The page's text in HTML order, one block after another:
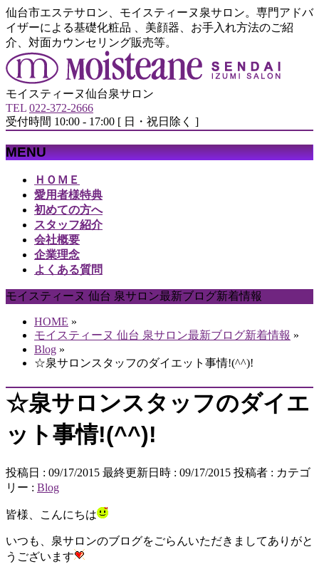
仙台市エステサロン、モイスティーヌ泉サロン。専門アドバ
イザーによる基礎化粧品 、美顔器、お手入れ方法のご紹
介、対面カウンセリング販売等。
モイスティーヌ仙台泉サロン
TEL 022-372-2666
受付時間 10:00 - 17:00 [ 日・祝日除く ]
MENU
ＨＯＭＥ
愛用者様特典
初めての方へ
スタッフ紹介
会社概要
企業理念
よくある質問
モイスティーヌ 仙台 泉サロン最新ブログ新着情報
HOME »
モイスティーヌ 仙台 泉サロン最新ブログ新着情報 »
Blog »
☆泉サロンスタッフのダイエット事情!(^^)!
☆泉サロンスタッフのダイエ
ット事情!(^^)!
投稿日 : 09/17/2015 最終更新日時 : 09/17/2015 投稿者 : カテゴ
リー : Blog
皆様、こんにちは
いつも、泉サロンのブログをごらんいただきましてありがと
うございます